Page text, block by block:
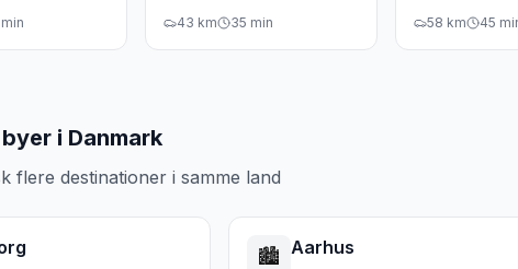
min 43 km 35 min 58 km 45
i Danmark
flere destinationer i samme land
🏙️ Aarhus